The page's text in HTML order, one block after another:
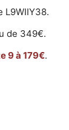
L9WIIY38.
de 349€.
9 à 179€.